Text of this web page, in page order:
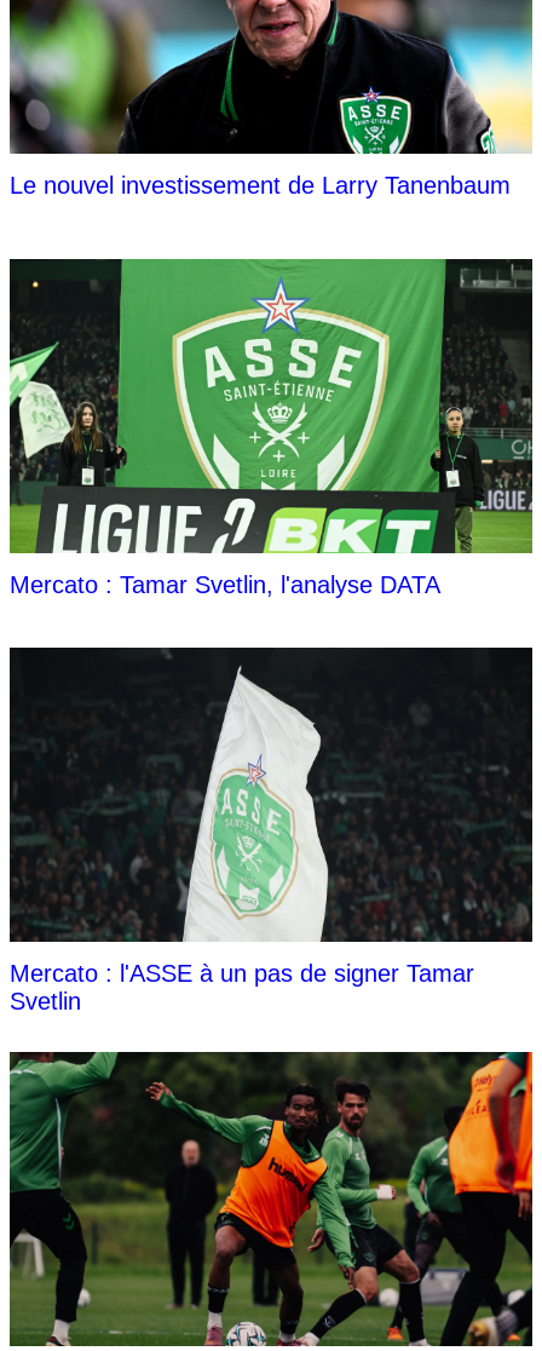
Le nouvel investissement de Larry Tanenbaum
Mercato : Tamar Svetlin, l'analyse DATA
Mercato : l'ASSE à un pas de signer Tamar
Svetlin